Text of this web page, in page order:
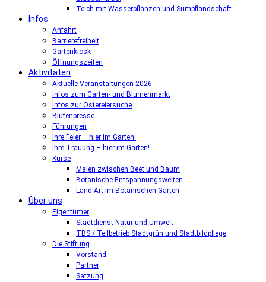
Teich mit Wasserpflanzen und Sumpflandschaft
Infos
Anfahrt
Barrierefreiheit
Gartenkiosk
Öffnungszeiten
Aktivitäten
Aktuelle Veranstaltungen 2026
Infos zum Garten- und Blumenmarkt
Infos zur Ostereiersuche
Blütenpresse
Führungen
Ihre Feier – hier im Garten!
Ihre Trauung – hier im Garten!
Kurse
Malen zwischen Beet und Baum
Botanische Entspannungswelten
Land Art im Botanischen Garten
Über uns
Eigentümer
Stadtdienst Natur und Umwelt
TBS / Teilbetrieb Stadtgrün und Stadtbildpflege
Die Stiftung
Vorstand
Partner
Satzung